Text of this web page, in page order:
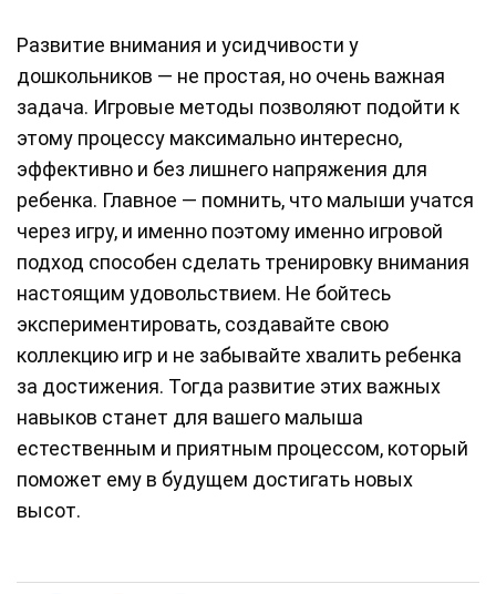
Развитие внимания и усидчивости у
дошкольников — не простая, но очень важная
задача. Игровые методы позволяют подойти к
этому процессу максимально интересно,
эффективно и без лишнего напряжения для
ребенка. Главное — помнить, что малыши учатся
через игру, и именно поэтому именно игровой
подход способен сделать тренировку внимания
настоящим удовольствием. Не бойтесь
экспериментировать, создавайте свою
коллекцию игр и не забывайте хвалить ребенка
за достижения. Тогда развитие этих важных
навыков станет для вашего малыша
естественным и приятным процессом, который
поможет ему в будущем достигать новых
высот.